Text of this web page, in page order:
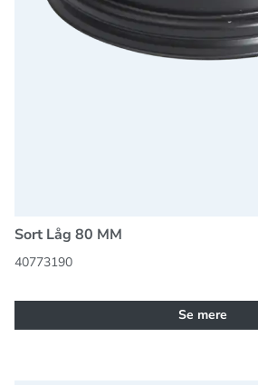
Sort Låg 80 MM
40773190
Se mere